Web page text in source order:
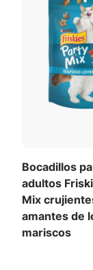
Descargar
alimentación,
completa
Bocadillos
adultos
Mix
amantes de
mariscos